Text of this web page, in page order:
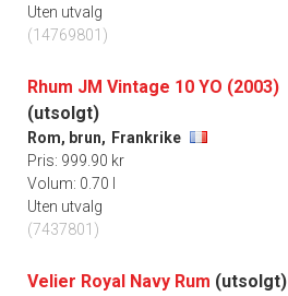
Uten utvalg
(14769801)
Rhum JM Vintage 10 YO (2003)
(utsolgt)
Rom, brun, Frankrike
Pris: 999.90 kr
Volum: 0.70 l
Uten utvalg
(7437801)
Velier Royal Navy Rum (utsolgt)